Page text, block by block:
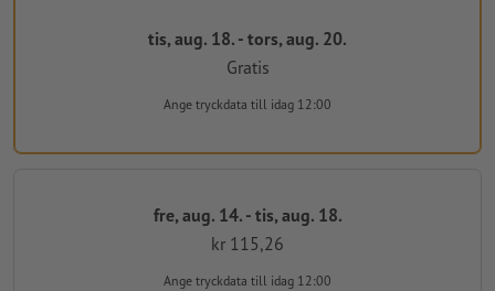
tis, aug. 18. - tors, aug. 20.
Gratis
Ange tryckdata till idag 12:00
fre, aug. 14. - tis, aug. 18.
kr 115,26
Ange tryckdata till idag 12:00